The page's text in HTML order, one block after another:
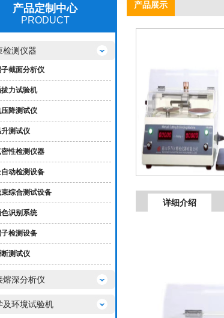
产品定制中心
PRODUCT
检测仪器
截面分析仪
力试验机
压降测试仪
测试仪
性检测仪器
动检测设备
综合测试设备
识别系统
检测设备
测试仪
熔深分析仪
及环境试验机
产品展示
详细介绍